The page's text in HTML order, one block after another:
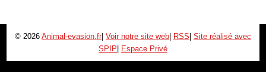
© 2026 Animal-evasion.fr| Voir notre site web RSS Site réalisé avec
SPIP
Espace Privé